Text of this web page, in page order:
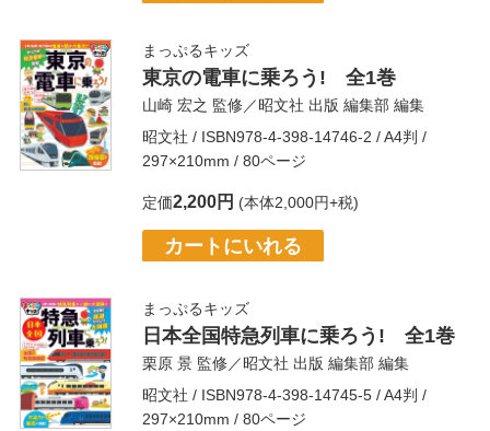
まっぷるキッズ
東京の電車に乗ろう! 全1巻
山崎 宏之 監修／昭文社 出版 編集部 編集
昭文社 / ISBN978-4-398-14746-2 / A4判 /
297×210mm / 80ページ
定価2,200円 (本体2,000円+税)
カートにいれる
まっぷるキッズ
日本全国特急列車に乗ろう! 全1巻
栗原 景 監修／昭文社 出版 編集部 編集
昭文社 / ISBN978-4-398-14745-5 / A4判 /
297×210mm / 80ページ